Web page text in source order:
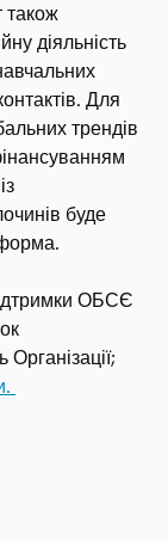
також
діяльність
Для
трендів
буде
ОБСЄ